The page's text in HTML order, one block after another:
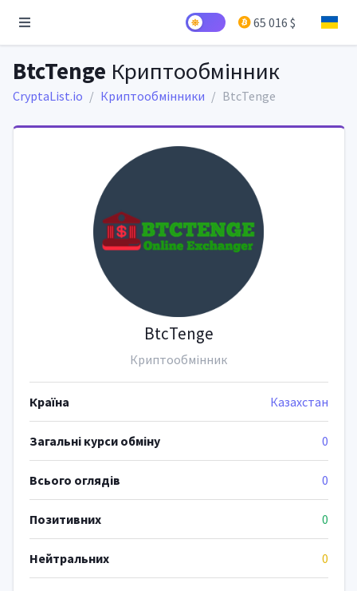
65 016 $
BtcTenge Криптообмінник
CryptaList.io Криптообмінники BtcTenge
BtcTenge
Криптообмінник
Країна Казахстан
Загальні курси обміну 0
Всього оглядів 0
Позитивних 0
Нейтральних 0